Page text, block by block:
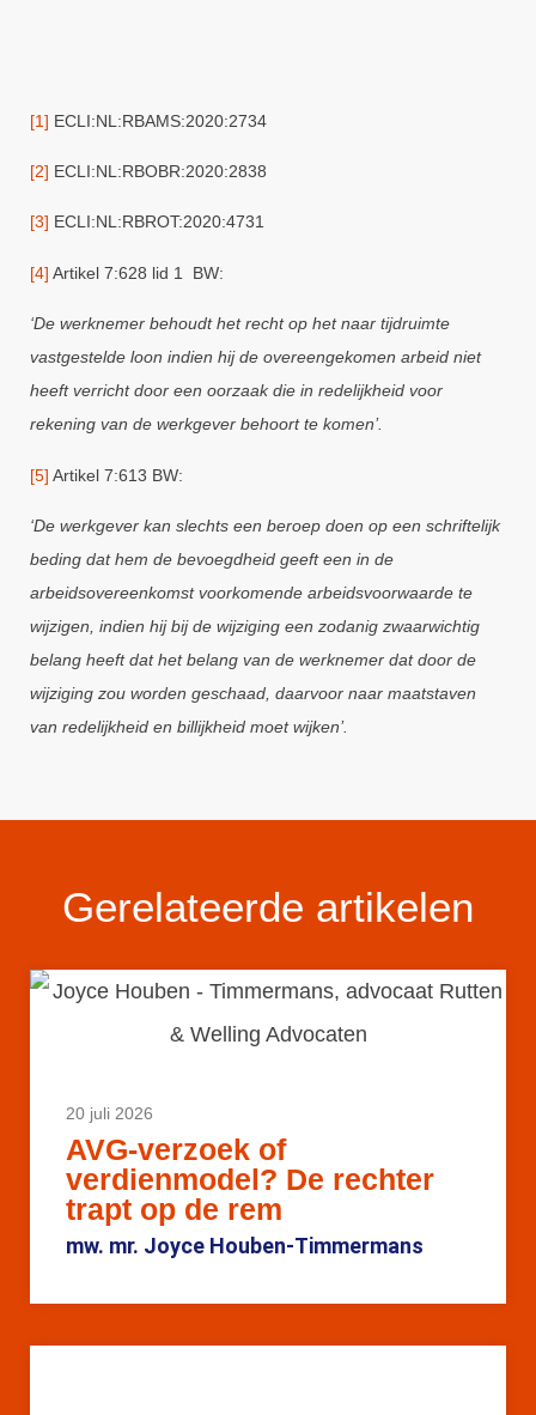
[1] ECLI:NL:RBAMS:2020:2734
[2] ECLI:NL:RBOBR:2020:2838
[3] ECLI:NL:RBROT:2020:4731
[4] Artikel 7:628 lid 1 BW:
‘De werknemer behoudt het recht op het naar tijdruimte
vastgestelde loon indien hij de overeengekomen arbeid niet
heeft verricht door een oorzaak die in redelijkheid voor
rekening van de werkgever behoort te komen’.
[5] Artikel 7:613 BW:
‘De werkgever kan slechts een beroep doen op een schriftelijk
beding dat hem de bevoegdheid geeft een in de
arbeidsovereenkomst voorkomende arbeidsvoorwaarde te
wijzigen, indien hij bij de wijziging een zodanig zwaarwichtig
belang heeft dat het belang van de werknemer dat door de
wijziging zou worden geschaad, daarvoor naar maatstaven
van redelijkheid en billijkheid moet wijken’.
Gerelateerde artikelen
20 juli 2026
AVG-verzoek of
verdienmodel? De rechter
trapt op de rem
mw. mr. Joyce Houben-Timmermans